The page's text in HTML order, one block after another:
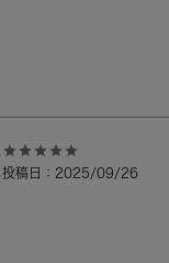
投稿日 2025/09/26